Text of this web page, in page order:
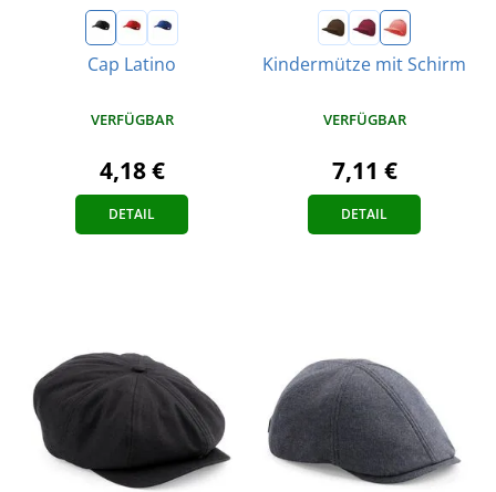
Cap Latino
VERFÜGBAR
4,18 €
DETAIL
Kindermütze mit Schirm
VERFÜGBAR
7,11 €
DETAIL